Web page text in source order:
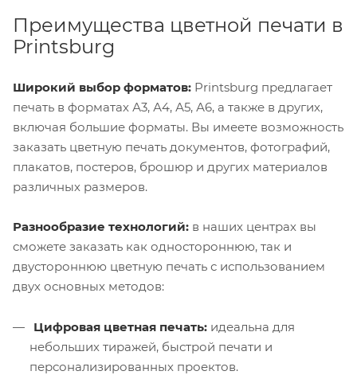
Преимущества цветной печати в
Printsburg
Широкий выбор форматов: Printsburg предлагает
печать в форматах А3, А4, А5, А6, а также в других,
включая большие форматы. Вы имеете возможность
заказать цветную печать документов, фотографий,
плакатов, постеров, брошюр и других материалов
различных размеров.
Разнообразие технологий: в наших центрах вы
сможете заказать как одностороннюю, так и
двустороннюю цветную печать с использованием
двух основных методов:
Цифровая цветная печать: идеальна для
небольших тиражей, быстрой печати и
персонализированных проектов.